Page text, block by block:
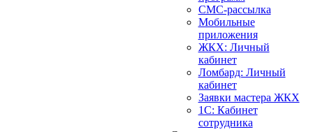
СМС-рассылка
Мобильные
приложения
ЖКХ: Личный
кабинет
Ломбард: Личный
кабинет
Заявки мастера ЖКХ
1С: Кабинет
сотрудника